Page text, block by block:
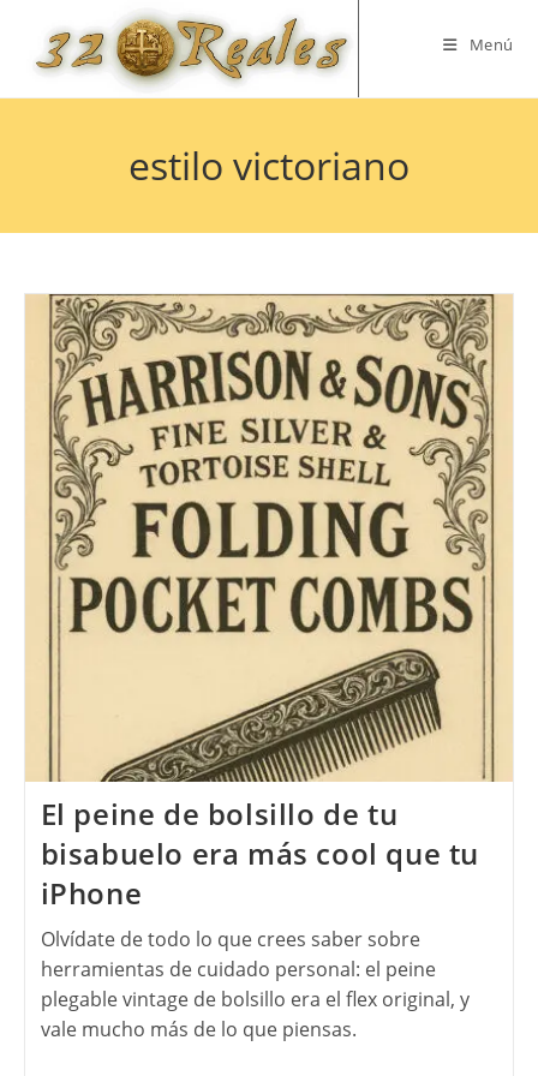
contenido
Menú
estilo victoriano
El peine de bolsillo de tu
bisabuelo era más cool que tu
iPhone
Olvídate de todo lo que crees saber sobre
herramientas de cuidado personal: el peine
plegable vintage de bolsillo era el flex original, y
vale mucho más de lo que piensas.